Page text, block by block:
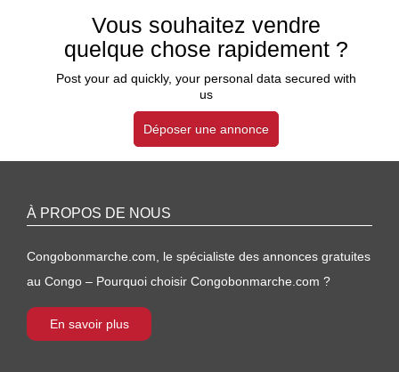
Vous souhaitez vendre
quelque chose rapidement ?
Post your ad quickly, your personal data secured with
us
Déposer une annonce
À PROPOS DE NOUS
Congobonmarche.com, le spécialiste des annonces gratuites
au Congo – Pourquoi choisir Congobonmarche.com ?
En savoir plus